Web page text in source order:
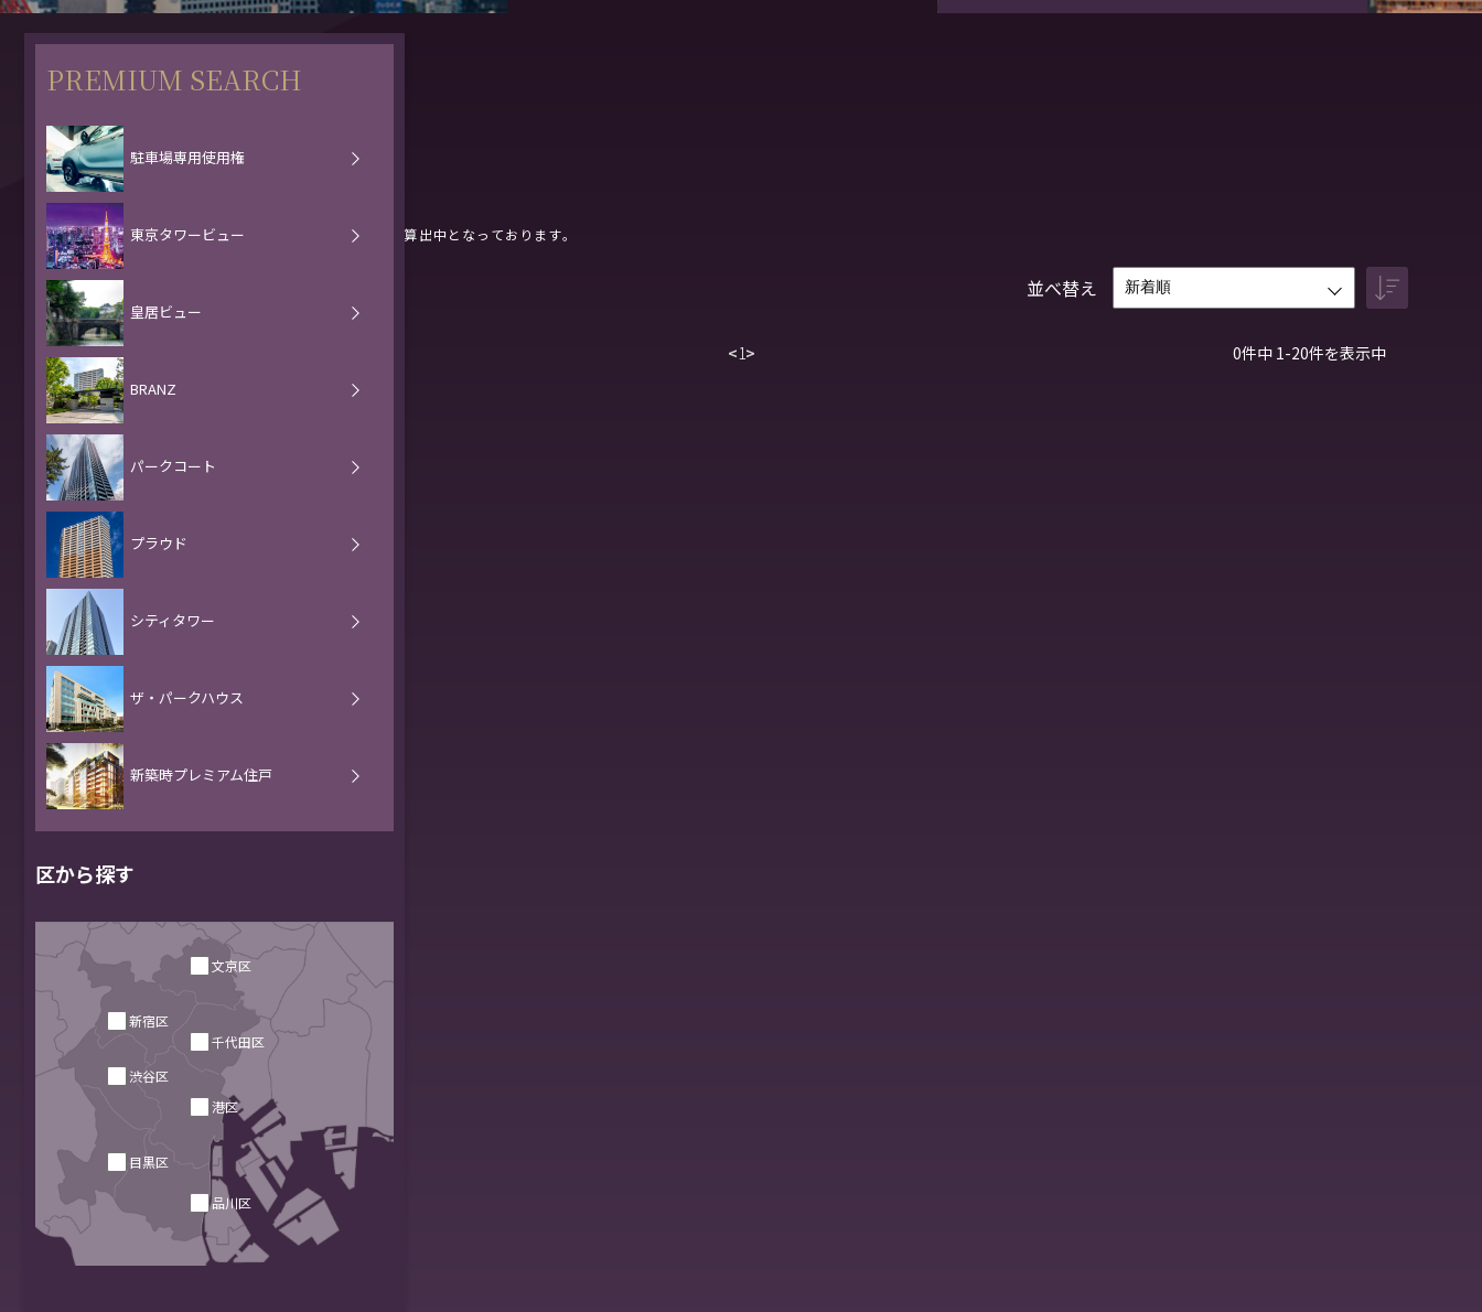
検索結果：
条件: 平置駐車場（専用使用権）
※表示項目内で、空白となっているものは現在算出中となっております。
並べ替え
PREMIUM SEARCH
駐車場専用使用権
東京タワービュー
皇居ビュー
BRANZ
パークコート
プラウド
シティタワー
ザ・パークハウス
新築時プレミアム住戸
区から探す
港区
千代田区
新宿区
文京区
渋谷区
目黒区
品川区
<1> 0件中 1-20件を表示中